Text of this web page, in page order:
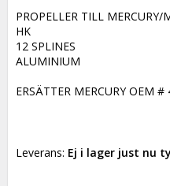
PROPELLER TILL
HK
12 SPLINES
ALUMINIUM
ERSÄTTER MERCURY OEM
Leverans: Ej i lager just nu